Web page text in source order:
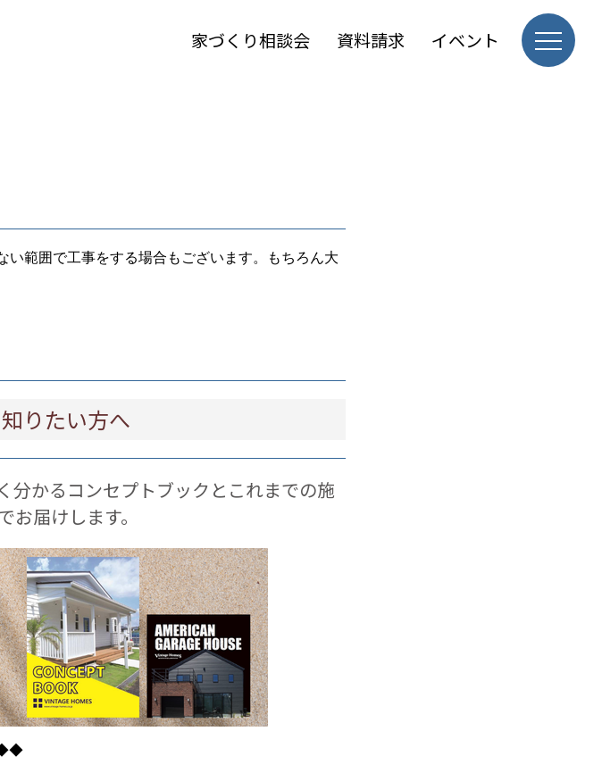
家づくり相談会 資料請求 イベント
範囲で工事をする場合もございます。もちろん大
りたい方へ
分かるコンセプトブックとこれまでの施
届けします。